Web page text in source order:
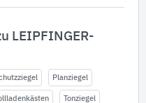
LEIPFINGER-
Planziegel
Tonziegel